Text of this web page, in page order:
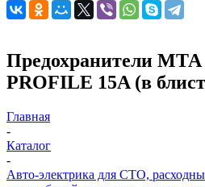
Предохранители
PROFILE 15A (в
Главная
-
Каталог
-
Авто-электрика для СТО,